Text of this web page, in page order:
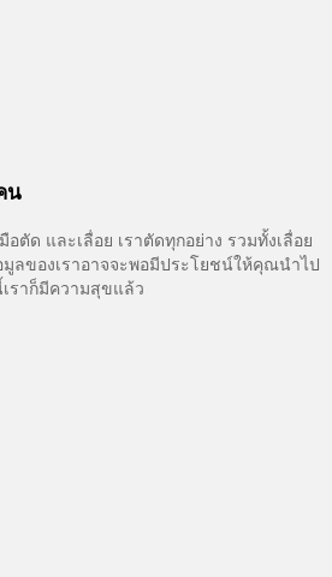
น
ตัด และเลื่อย เราตัดทุกอย่าง รวมทั้งเลื่อย
มูลของเราอาจจะพอมีประโยชน์ให้คุณนำไป
ราก็มีความสุขแล้ว